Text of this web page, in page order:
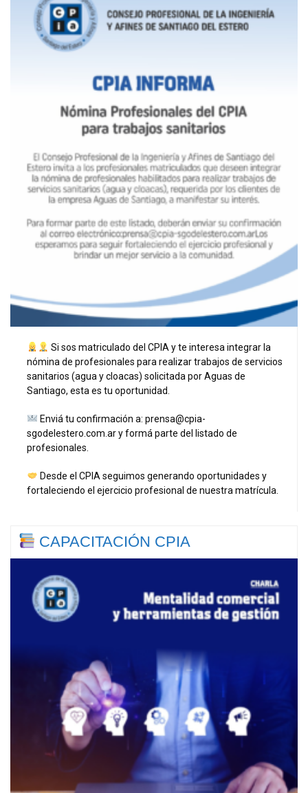
Si sos matriculado del CPIA y te interesa integrar la
nómina de profesionales para realizar trabajos de servicios
sanitarios (agua y cloacas) solicitada por Aguas de
Santiago, esta es tu oportunidad.
Enviá tu confirmación a: prensa@cpia-
sgodelestero.com.ar y formá parte del listado de
profesionales.
Desde el CPIA seguimos generando oportunidades y
fortaleciendo el ejercicio profesional de nuestra matrícula.
CAPACITACIÓN CPIA